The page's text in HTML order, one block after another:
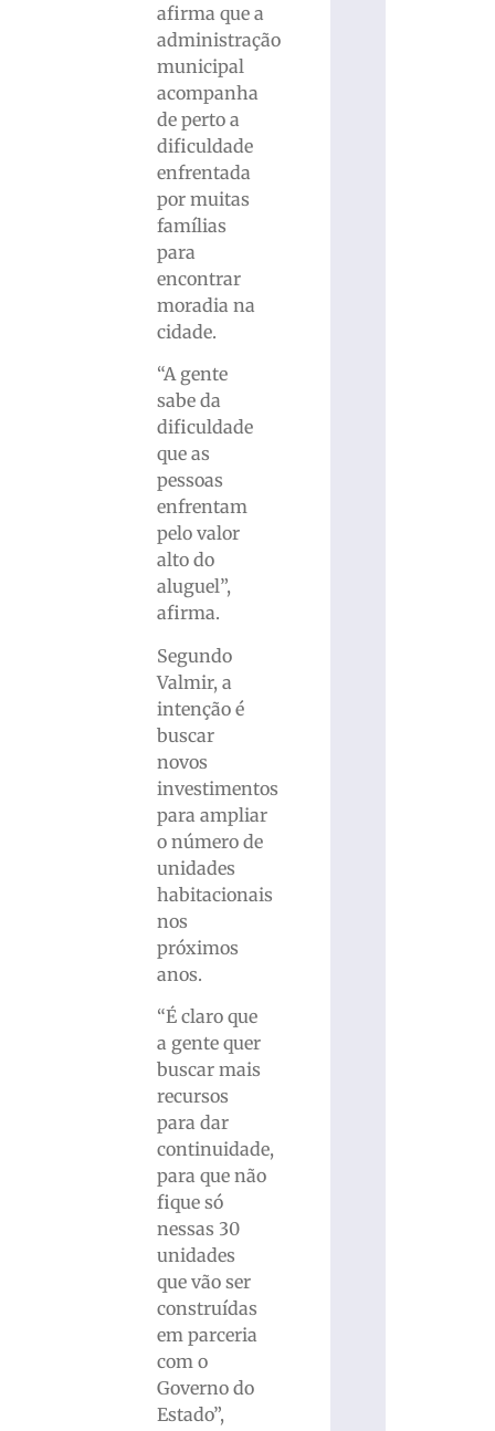
afirma que a
administração
municipal
acompanha
de perto a
dificuldade
enfrentada
por muitas
famílias
para
encontrar
moradia na
cidade.
“A gente
sabe da
dificuldade
que as
pessoas
enfrentam
pelo valor
alto do
aluguel”,
afirma.
Segundo
Valmir, a
intenção é
buscar
novos
investimentos
para ampliar
o número de
unidades
habitacionais
nos
próximos
anos.
“É claro que
a gente quer
buscar mais
recursos
para dar
continuidade,
para que não
fique só
nessas 30
unidades
que vão ser
construídas
em parceria
com o
Governo do
Estado”,